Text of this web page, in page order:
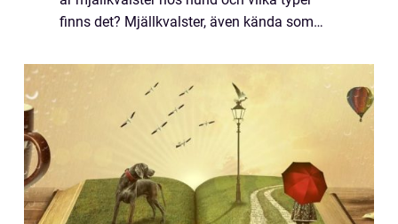
finns det? Mjällkvalster, även kända som
parasiter som lever i hårsäckarna och